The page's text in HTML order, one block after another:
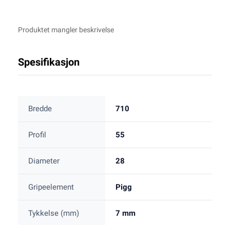
Produktet mangler beskrivelse
Spesifikasjon
Bredde 710
Profil 55
Diameter 28
Gripeelement Pigg
Tykkelse (mm) 7 mm